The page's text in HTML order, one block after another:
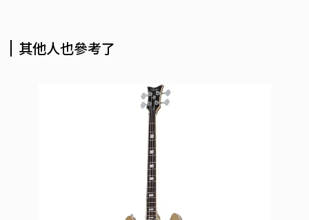
其他人也參考了